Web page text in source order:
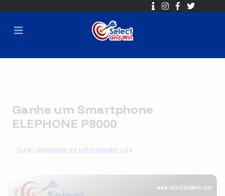
Ganhe um Smartphone
ELEPHONE P8000
7Log - Sistemas de Informação, Lda
2016-12-12 10:45